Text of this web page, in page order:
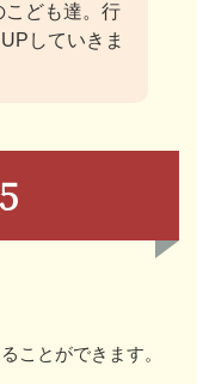
ども達。 行
していきま
ことができます。